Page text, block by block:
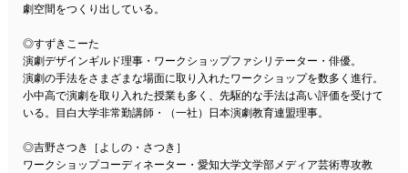
劇空間をつくり出している。
◎すずきこーた
演劇デザインギルド理事・ワークショップファシリテーター・俳優。
演劇の手法をさまざまな場面に取り入れたワークショップを数多く進行。
小中高で演劇を取り入れた授業も多く、先駆的な手法は高い評価を受けて
いる。目白大学非常勤講師・（一社）日本演劇教育連盟理事。
◎吉野さつき［よしの・さつき］
ワークショップコーディネーター・愛知大学文学部メディア芸術専攻教